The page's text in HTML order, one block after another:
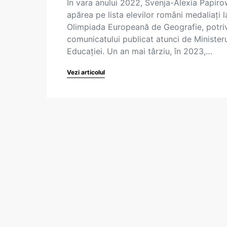
În vara anului 2022, Svenja-Alexia
apărea pe lista elevilor români medaliați
Olimpiada Europeană de Geografie,
comunicatului publicat atunci de
Educației. Un an mai târziu, în 2023,…
Vezi articolul